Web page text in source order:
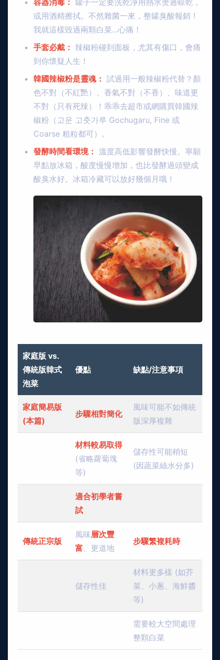
或用酒精擦拭。不然雜菌一來，整罐臭酸報銷！
我就這樣毀過兩顆白菜...心痛！
手套必戴： 辣椒粉碰到面板，尤其有傷口，會痛
到你懷疑人生！
韓國辣椒粉是靈魂： 試過用一般辣椒粉代替？顏
色不對（不紅艷）、香氣不對（不香）、味道更
不對（只有死辣）！乖乖去超市或網購買韓國辣
椒粉（고운 고춧가루 Gochugaru, Fine 或
Coarse 粗粒都可）。
發酵時間看環境： 溫度高低影響發酵快慢。寧願
早點放冰箱，酸度慢慢增加，也比發酵過頭變成
酸臭水好。冰箱冷藏可以放好幾個月哦！
家庭版 vs.
傳統版韓式
泡菜
優點 缺點/注意事項
家庭簡易版
(本篇)
步驟相對簡化
風味可能不如傳統
版深厚複雜
材料較易取得
(省略蘿蔔塊
等)
儲存性可能稍短
(因蔬菜絲水分多)
適合初學者嘗
試
傳統正宗版
風味層次豐
富、更道地
步驟繁複耗時
儲存性佳
材料更多樣 (如芥
菜、小蔥、海鮮醬
等)
需要較大空間處理
整顆白菜